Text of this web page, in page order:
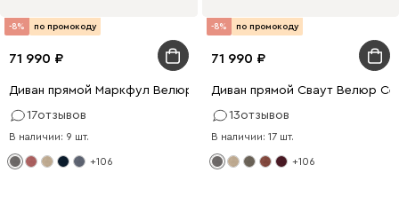
-8% по промокоду
71 990
Диван прямой Маркфул Велюр Серый
17отзывов
В наличии: 9 шт.
+106
-8% по промокоду
71 990
Диван прямой Сваут Велюр
13отзывов
В наличии: 17 шт.
+106